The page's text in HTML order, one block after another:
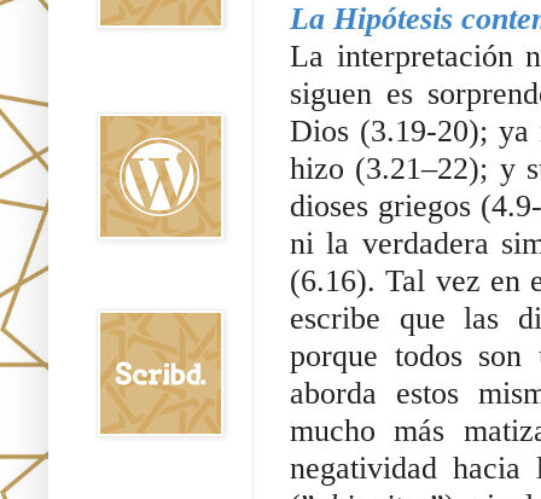
La Hipótesis
La interpretación
siguen es
Dios (3.19-20);
hizo (3.21–22); y
dioses griegos
ni la verdadera
(6.16). Tal vez en
escribe que las
porque todos
aborda estos
mucho más
negatividad